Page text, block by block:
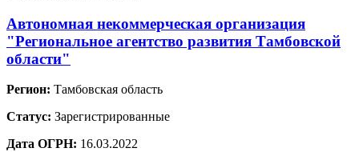
Автономная некоммерческая организация
"Региональное агентство развития Тамбовской
области"
Регион: Тамбовская область
Статус: Зарегистрированные
Дата ОГРН: 16.03.2022